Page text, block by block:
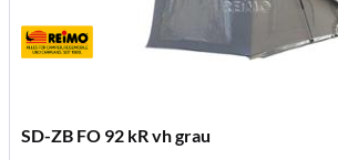
SD-ZB FO 92 kR vh grau